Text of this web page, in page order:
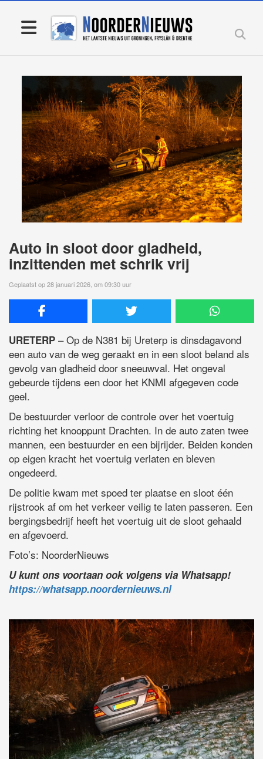
Auto in sloot door gladheid,
inzittenden met schrik vrij
Geplaatst op 28 januari 2026, om 09:30 uur
URETERP – Op de N381 bij Ureterp is dinsdagavond
een auto van de weg geraakt en in een sloot beland als
gevolg van gladheid door sneeuwval. Het ongeval
gebeurde tijdens een door het KNMI afgegeven code
geel.
De bestuurder verloor de controle over het voertuig
richting het knooppunt Drachten. In de auto zaten twee
mannen, een bestuurder en een bijrijder. Beiden konden
op eigen kracht het voertuig verlaten en bleven
ongedeerd.
De politie kwam met spoed ter plaatse en sloot één
rijstrook af om het verkeer veilig te laten passeren. Een
bergingsbedrijf heeft het voertuig uit de sloot gehaald
en afgevoerd.
Foto’s: NoorderNieuws
U kunt ons voortaan ook volgens via Whatsapp!
https://whatsapp.noordernieuws.nl